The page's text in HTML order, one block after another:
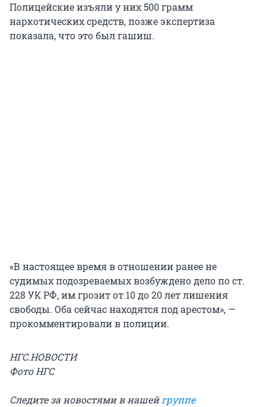
Полицейские изъяли у них 500 грамм
наркотических средств, позже экспертиза
показала, что это был гашиш.
«В настоящее время в отношении ранее не
судимых подозреваемых возбуждено дело по ст.
228 УК РФ, им грозит от 10 до 20 лет лишения
свободы. Оба сейчас находятся под арестом», —
прокомментировали в полиции.
НГС.НОВОСТИ
Фото НГС
Следите за новостями в нашейгруппе